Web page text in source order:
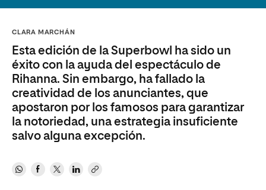
CLARA MARCHÁN
Esta edición de la Superbowl ha sido un
éxito con la ayuda del espectáculo de
Rihanna. Sin embargo, ha fallado la
creatividad de los anunciantes, que
apostaron por los famosos para garantizar
la notoriedad, una estrategia insuficiente
salvo alguna excepción.